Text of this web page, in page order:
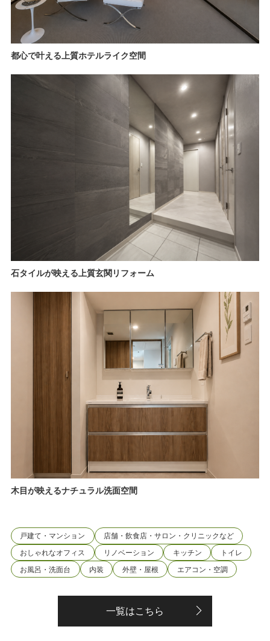
都心で叶える上質ホテルライク空間
石タイルが映える上質玄関リフォーム
木目が映えるナチュラル洗面空間
戸建て・マンション
店舗・飲食店・サロン・クリニックなど
おしゃれなオフィス
リノベーション キッチン
トイレ
お風呂・洗面台
内装 外壁・屋根 エアコン・空調
一覧はこちら